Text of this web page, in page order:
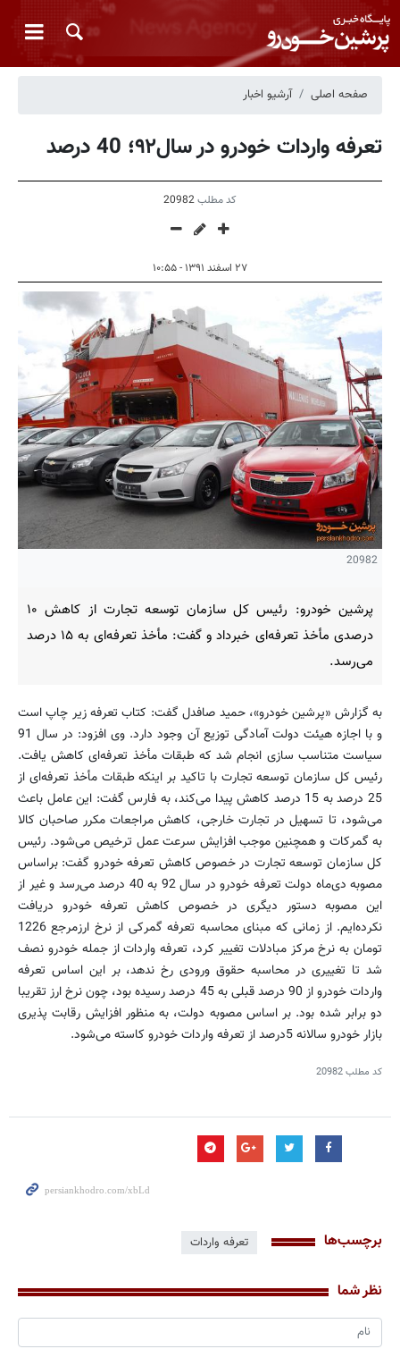
صفحه اصلی آرشیو اخبار
تعرفه واردات خودرو در سال۹۲؛ 40 درصد
کد مطلب20982
۲۷ اسفند ۱۳۹۱ - ۱۰:۵۵
20982
پرشین خودرو: رئیس کل سازمان توسعه تجارت از کاهش ۱۰
درصدی مأخذ تعرفه‌ای خبرداد و گفت: مأخذ تعرفه‌ای به ۱۵ درصد
می‌رسد.
به گزارش «پرشین خودرو»، حمید صافدل گفت: کتاب تعرفه زیر چاپ است
و با اجازه هیئت دولت آمادگی توزیع آن وجود دارد. وی افزود: در سال 91
سیاست متناسب سازی انجام شد که طبقات مأخذ تعرفه‌ای کاهش یافت.
رئیس کل سازمان توسعه تجارت با تاکید بر اینکه طبقات مأخذ تعرفه‌ای از
25 درصد به 15 درصد کاهش پیدا می‌کند، به فارس گفت: این عامل باعث
می‌شود، تا تسهیل در تجارت خارجی، کاهش مراجعات مکرر صاحبان کالا
به گمرکات و همچنین موجب افزایش سرعت عمل ترخیص می‌شود. رئیس
کل سازمان توسعه تجارت در خصوص کاهش تعرفه خودرو گفت: براساس
مصوبه دی‌ماه دولت تعرفه خودرو در سال 92 به 40 درصد می‌رسد و غیر از
این مصوبه دستور دیگری در خصوص کاهش تعرفه خودرو دریافت
نکرده‌‌ایم. از زمانی که مبنای محاسبه تعرفه گمرکی از نرخ ارزمرجع 1226
تومان به نرخ مرکز مبادلات تغییر کرد، تعرفه واردات از جمله خودرو نصف
شد تا تغییری در محاسبه حقوق ورودی رخ ندهد، بر این اساس تعرفه
واردات خودرو از 90 درصد قبلی به 45 درصد رسیده بود، چون نرخ ارز تقریبا
دو برابر شده بود. بر اساس مصوبه دولت، به منظور افزایش رقابت پذیری
بازار خودرو سالانه 5درصد از تعرفه واردات خودرو کاسته می‌شود.
کد مطلب20982
برچسب‌ها تعرفه واردات
نظر شما